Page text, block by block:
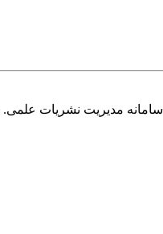
سامانه مدیریت نشریات علمی.